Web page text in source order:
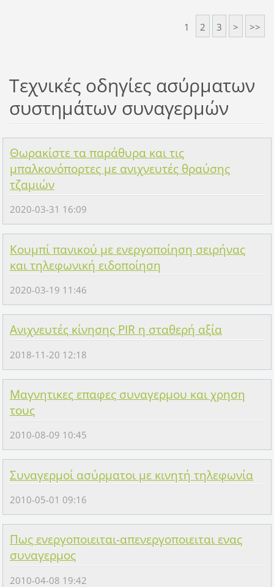
1 2 3 > >>
Τεχνικές οδηγίες ασύρματων
συστημάτων συναγερμών
Θωρακίστε τα παράθυρα και τις
μπαλκονόπορτες με ανιχνευτές θραύσης
τζαμιών
2020-03-31 16:09
Κουμπί πανικού με ενεργοποίηση σειρήνας
και τηλεφωνική ειδοποίηση
2020-03-19 11:46
Ανιχνευτές κίνησης PIR η σταθερή αξία
2018-11-20 12:18
Μαγνητικες επαφες συναγερμου και χρηση
τους
2010-08-09 10:45
Συναγερμοί ασύρματοι με κινητή τηλεφωνία
2010-05-01 09:16
Πως ενεργοποιειται-απενεργοποιειται ενας
συναγερμος
2010-04-08 19:42